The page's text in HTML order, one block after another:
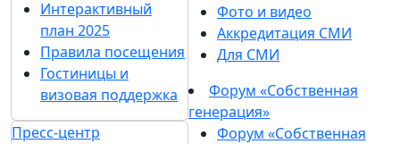
Интерактивный
план 2025
Правила посещения
Гостиницы и
визовая поддержка
Пресс-центр
Фото и видео
Аккредитация СМИ
Для СМИ
Форум «Собственная
генерация»
Форум «Собственная